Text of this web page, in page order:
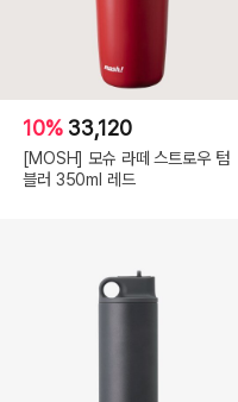
10% 33,120
[MOSH] 모슈 라떼 스트로우 텀
블러 350ml 레드